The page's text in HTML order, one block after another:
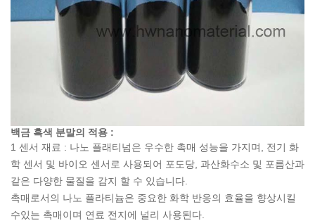
백금 흑색 분말의 적용 :
1 센서 재료 : 나노 플래티넘은 우수한 촉매 성능을 가지며, 전기 화
학 센서 및 바이오 센서로 사용되어 포도당, 과산화수소 및 포름산과
같은 다양한 물질을 감지 할 수 있습니다.
촉매로서의 나노 플라티늄은 중요한 화학 반응의 효율을 향상시킬
수있는 촉매이며 연료 전지에 널리 사용된다.